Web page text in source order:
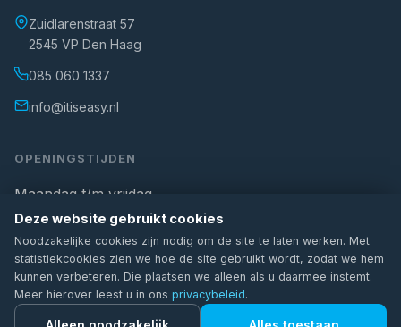
Zuidlarenstraat 57
2545 VP Den Haag
085 060 1337
info@itiseasy.nl
OPENINGSTIJDEN
Maandag t/m vrijdag
08:00 – 17:00
Buiten kantooruren? Spoedgevallen kunnen ook via WhatsApp
worden gemeld.
©
ITiseasy. Alle rechten voorbehouden
Deze website gebruikt cookies
Noodzakelijke cookies zijn nodig om de site te laten werken. Met
statistiekcookies zien we hoe de site gebruikt wordt, zodat we hem
kunnen verbeteren. Die plaatsen we alleen als u daarmee instemt.
Meer hierover leest u in ons privacybeleid.